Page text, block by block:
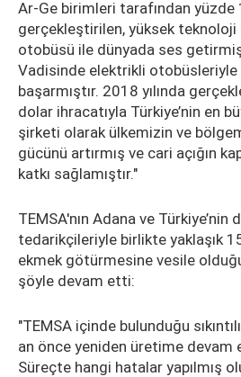
Ar-Ge birimleri tarafından yüzde
gerçekleştirilen, yüksek teknoloji
otobüsü ile dünyada ses getirmiş
Vadisinde elektrikli
başarmıştır. 2018 yılında
dolar ihracatıyla Türkiye’nin en
şirketi olarak ülkemizin ve
gücünü artırmış ve cari açığın
katkı sağlamıştır."
TEMSA'nın Adana ve
tedarikçileriyle birlikte yaklaşık
ekmek götürmesine vesile
şöyle devam etti:
"TEMSA içinde bulunduğu
an önce yeniden üretime devam
Süreçte hangi hatalar yapılmış